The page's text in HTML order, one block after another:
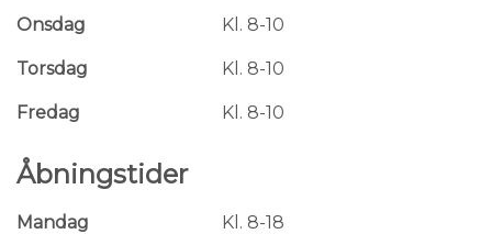
Onsdag Kl. 8-10
Torsdag Kl. 8-10
Fredag Kl. 8-10
Åbningstider
Mandag Kl. 8-18